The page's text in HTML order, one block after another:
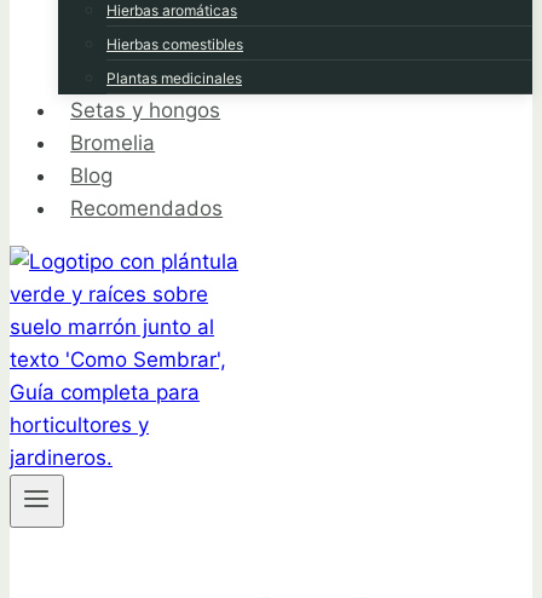
Hierbas aromáticas
Hierbas comestibles
Plantas medicinales
Setas y hongos
Bromelia
Blog
Recomendados